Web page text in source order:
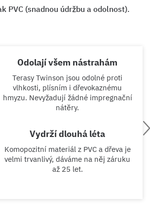
PVC (snadnou údržbu a odolnost).
Odolají všem nástrahám
Terasy Twinson jsou odolné proti
vlhkosti, plísním i dřevokaznému
hmyzu. Nevyžadují žádné impregnační
nátěry.
Vydrží dlouhá léta
Komopozitní materiál z PVC a dřeva je
velmi trvanlivý, dáváme na něj záruku
až 25 let.